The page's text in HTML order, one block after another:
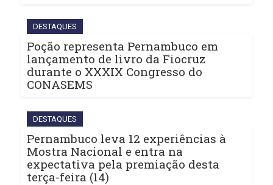
DESTAQUES
Poção representa Pernambuco em
lançamento de livro da Fiocruz
durante o XXXIX Congresso do
CONASEMS
DESTAQUES
Pernambuco leva 12 experiências à
Mostra Nacional e entra na
expectativa pela premiação desta
terça-feira (14)